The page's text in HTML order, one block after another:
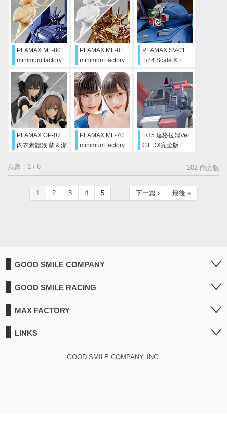
PLAMAX MF-80
minimum factory
GunBuster 角色顏
色Ver.
PLAMAX MF-81
minimum factory
GunBuster 特效色
Ver.
PLAMAX SV-01
1/24 Scale X・
PLAMAX GP-07
內衣素體娘 蘭＆潔
PLAMAX MF-70
minimum factory
1/35 達格拉姆Ver.
GT DX完全版
頁數：1 / 6 202 商品數
1 2 3 4 5 ... 下一篇 › 最後 »
GOOD SMILE COMPANY
GOOD SMILE RACING
MAX FACTORY
LINKS
GOOD SMILE COMPANY, INC.